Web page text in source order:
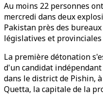
Au moins 22 personnes
mercredi dans deux
Pakistan près des
législatives et
La première détonation
d'un candidat
dans le district de Pishin,
Quetta, la capitale de la